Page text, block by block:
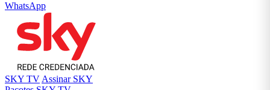
WhatsApp
SKY TV Assinar SKY